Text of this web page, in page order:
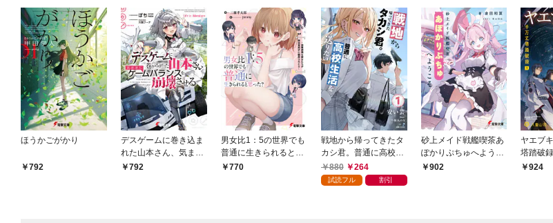
ほうかごがかり
792
デスゲームに巻き込ま
れた山本さん、気まま
にゲームバランスを崩
792
男女比1：5の世界でも
普通に生きられると思
った？ ～激重感情な
770
戦地から帰ってきたタ
カシ君。普通に高校生
活を送りたい【電子版
特典付】１
880 264
試読フル 割引
砂上メイド戦艦喫茶あ
ぽかりぷちゅへようこ
そ902
ヤエブ
塔踏破
版】924